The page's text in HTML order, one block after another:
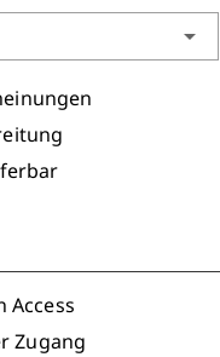
arrow_drop_down
Access
Zugang